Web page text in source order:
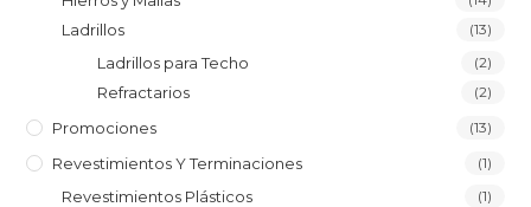
Ladrillos (13)
Ladrillos para Techo (2)
Refractarios (2)
Promociones (13)
Revestimientos Y Terminaciones (1)
Revestimientos Plásticos (1)